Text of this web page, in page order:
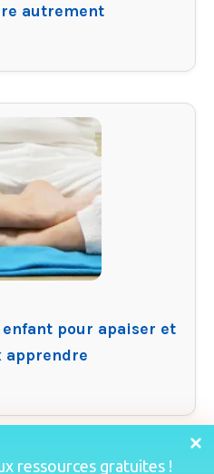
autrement
pour apaiser et
apprendre
ressources gratuites !